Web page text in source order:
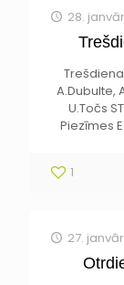
28.
A.Dubulte,
U.Točs
Piezīmes
1
27.